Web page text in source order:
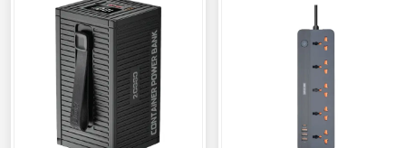
انتقال بی سیم
نمایشگر دیجیتال
قابلیت انتقال اطلاعات